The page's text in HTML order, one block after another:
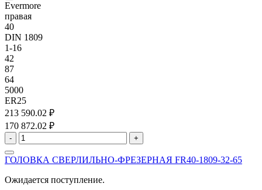
Evermore
правая
40
DIN 1809
1-16
42
87
64
5000
ER25
213 590.02 ₽
170 872.02 ₽
- +
ГОЛОВКА СВЕРЛИЛЬНО-ФРЕЗЕРНАЯ FR40-1809-32-65
Ожидается поступление.